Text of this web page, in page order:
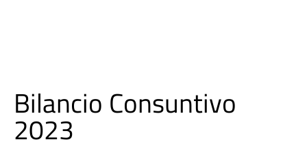
Bilancio Consuntivo
2023